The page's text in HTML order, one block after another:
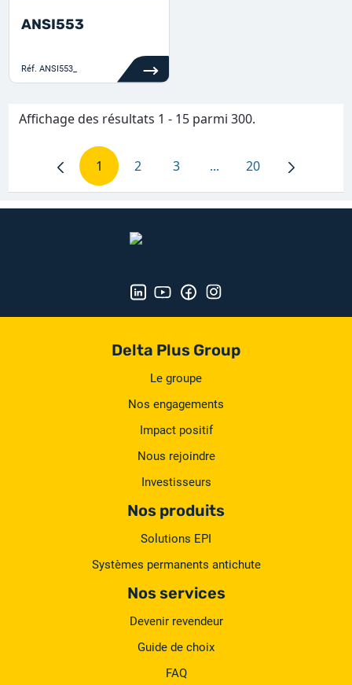
ANSI553
Réf. ANSI553_
Affichage des résultats 1 - 15 parmi 300.
Page
1 Page
2 Page
3 ...Pages intermédiaires
Page
20
Delta Plus Group
Le groupe
Nos engagements
Impact positif
Nous rejoindre
Investisseurs
Nos produits
Solutions EPI
Systèmes permanents antichute
Nos services
Devenir revendeur
Guide de choix
FAQ